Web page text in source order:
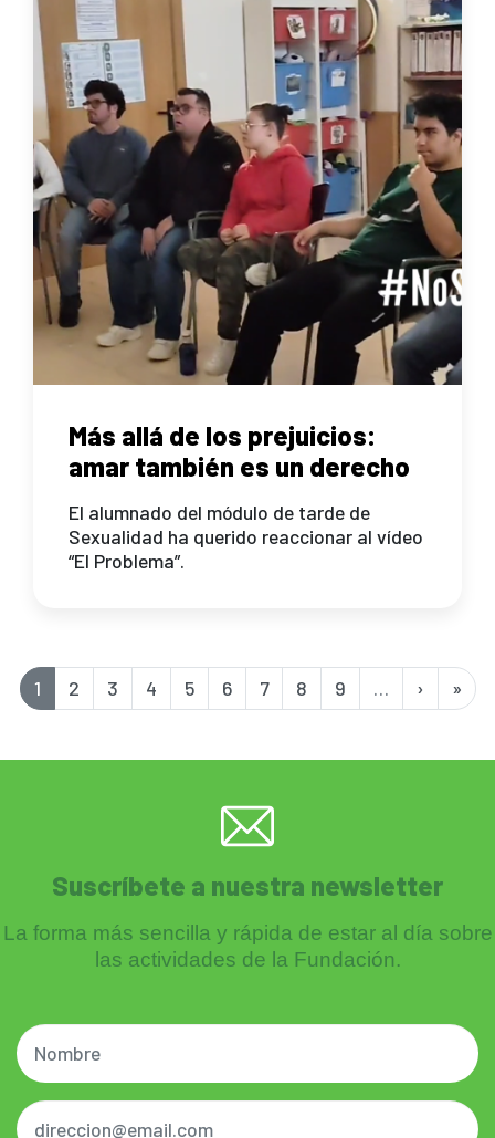
Más allá de los prejuicios:
amar también es un derecho
El alumnado del módulo de tarde de
Sexualidad ha querido reaccionar al vídeo
“El Problema”.
Página
actual
1 Page
2 Page
3 Page
4 Page
5 Page
6 Page
7 Page
8 Page
9 …
Siguiente
página
› »
Suscríbete a nuestra newsletter
La forma más sencilla y rápida de estar al día sobre
las actividades de la Fundación.